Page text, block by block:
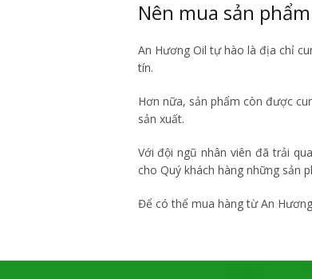
Nên mua sản
An Hương Oil tự hào là địa chỉ
tín.
Hơn nữa, sản phẩm còn được
sản xuất.
Với đội ngũ nhân viên đã trải
cho Quý khách hàng những sản
Để có thể mua hàng từ An